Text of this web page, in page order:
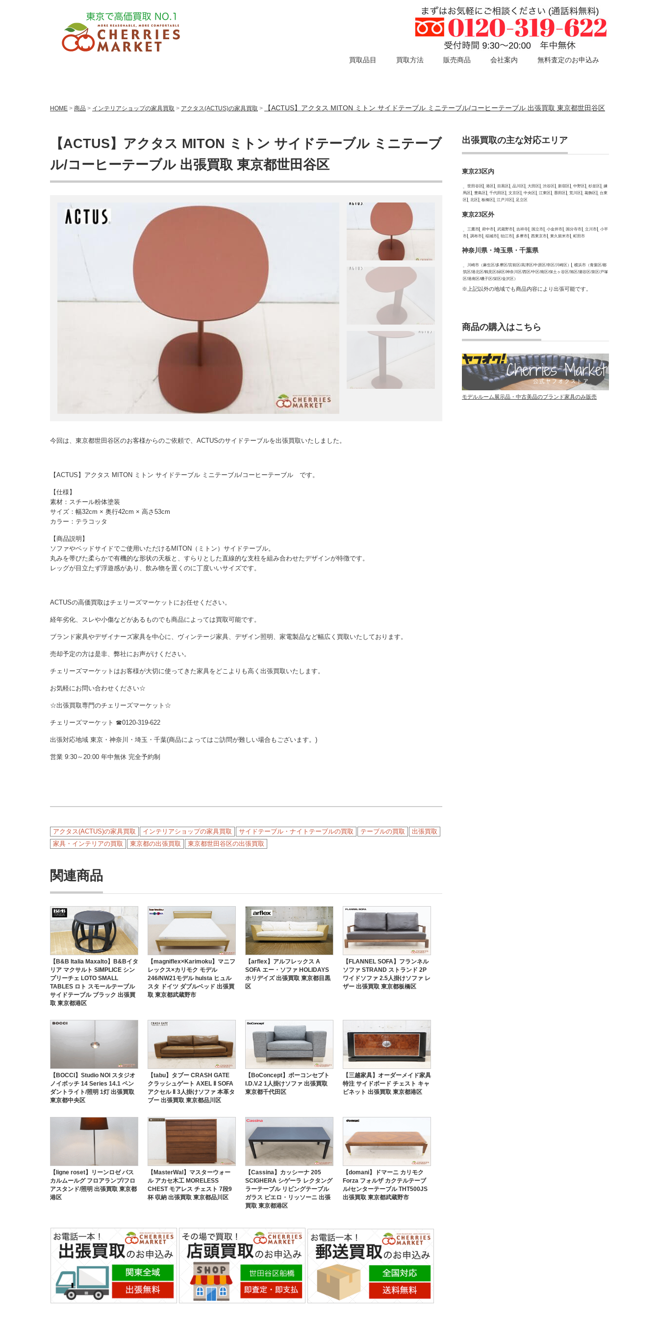
買取品目 買取方法 販売商品 会社案内 無料査定のお申込み
HOME > 商品 > インテリアショップの家具買取 > アクタス(ACTUS)の家具買取 > 【ACTUS】アクタス MITON ミトン サイドテーブル ミニテーブル/コーヒーテーブル 出張買取 東京都世田谷区
【ACTUS】アクタス MITON ミトン サイドテーブル ミニテーブ
ル/コーヒーテーブル 出張買取 東京都世田谷区
今回は、東京都世田谷区のお客様からのご依頼で、ACTUSのサイドテーブルを出張買取いたしました。
【ACTUS】アクタス MITON ミトン サイドテーブル ミニテーブル/コーヒーテーブル です。
【仕様】
素材：スチール粉体塗装
サイズ：幅32cm × 奥行42cm × 高さ53cm
カラー：テラコッタ
【商品説明】
ソファやベッドサイドでご使用いただけるMITON（ミトン）サイドテーブル。
丸みを帯びた柔らかで有機的な形状の天板と、すらりとした直線的な支柱を組み合わせたデザインが特徴です。
レッグが目立たず浮遊感があり、飲み物を置くのに丁度いいサイズです。
ACTUSの高価買取はチェリーズマーケットにお任せください。
経年劣化、スレや小傷などがあるものでも商品によっては買取可能です。
ブランド家具やデザイナーズ家具を中心に、ヴィンテージ家具、デザイン照明、家電製品など幅広く買取いたしております。
売却予定の方は是非、弊社にお声がけください。
チェリーズマーケットはお客様が大切に使ってきた家具をどこよりも高く出張買取いたします。
お気軽にお問い合わせください☆
☆出張買取専門のチェリーズマーケット☆
チェリーズマーケット ☎︎0120-319-622
出張対応地域 東京・神奈川・埼玉・千葉(商品によってはご訪問が難しい場合もございます。)
営業 9:30～20:00 年中無休 完全予約制
アクタス(ACTUS)の家具買取 インテリアショップの家具買取 サイドテーブル・ナイトテーブルの買取 テーブルの買取
出張買取
家具・インテリアの買取
東京都の出張買取 東京都世田谷区の出張買取
関連商品
【B&B Italia Maxalto】B&Bイタ
リア マクサルト SIMPLICE シン
プリーチェ LOTO SMALL
TABLES ロト スモールテーブル
サイドテーブル ブラック 出張買
取 東京都港区
【magniflex×Karimoku】マニフ
レックス×カリモク モデル
246/NW21モデル hulsta ヒュル
スタ ドイツ ダブルベッド 出張買
取 東京都武蔵野市
【arflex】アルフレックス A
SOFA エー・ソファ HOLIDAYS
ホリデイズ 出張買取 東京都目黒
区
【FLANNEL SOFA】フランネル
ソファ STRAND ストランド 2P
ワイドソファ 2.5人掛けソファ レ
ザー 出張買取 東京都板橋区
【BOCCI】Studio NOI スタジオ
ノイボッチ 14 Series 14.1 ペン
ダントライト/照明 1灯 出張買取
東京都中央区
【tabu】タブー CRASH GATE
クラッシュゲート AXEL Ⅱ SOFA
アクセル Ⅱ 3人掛けソファ 本革タ
ブー 出張買取 東京都品川区
【BoConcept】ボーコンセプト
I.D.V.2 1人掛けソファ 出張買取
東京都千代田区
【三越家具】オーダーメイド家具
特注 サイドボード チェスト キャ
ビネット 出張買取 東京都港区
【ligne roset】リーンロゼ パス
カルムールグ フロアランプ/フロ
アスタンド/照明 出張買取 東京都
港区
【MasterWal】マスターウォー
ル アカセ木工 MORELESS
CHEST モアレス チェスト 7段9
杯 収納 出張買取 東京都品川区
【Cassina】カッシーナ 205
SCIGHERA シゲーラ レクタング
ラーテーブル リビングテーブル
ガラス ピエロ・リッソーニ 出張
買取 東京都港区
【domani】ドマーニ カリモク
Forza フォルザ カクテルテーブ
ル/センターテーブル THT500JS
出張買取 東京都武蔵野市
出張買取の主な対応エリア
東京23区内
世田谷区 港区 目黒区 品川区 大田区 渋谷区 新宿区 中野区 杉並区
練
馬区
豊島区 千代田区 文京区 中央区 江東区 墨田区 荒川区 葛飾区
台東
区
北区 板橋区 江戸川区 足立区
東京23区外
三鷹市 府中市 武蔵野市 吉祥寺 国立市 小金井市 国分寺市 立川市
小平
市
調布市 稲城市 狛江市 多摩市 西東京市 東久留米市 町田市
神奈川県・埼玉県・千葉県
川崎市（麻生区/多摩区/宮前区/高津区/中原区/幸区/川崎区）
横浜市（青葉区/都
筑区/港北区/鶴見区/緑区/神奈川区/西区/中区/南区/保土ヶ谷区/旭区/瀬谷区/泉区/戸塚
区/港南区/磯子区/栄区/金沢区）
※上記以外の地域でも商品内容により出張可能です。
商品の購入はこちら
モデルルーム展示品・中古美品のブランド家具のみ販売